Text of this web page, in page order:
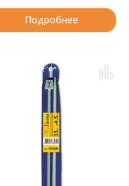
Подробнее